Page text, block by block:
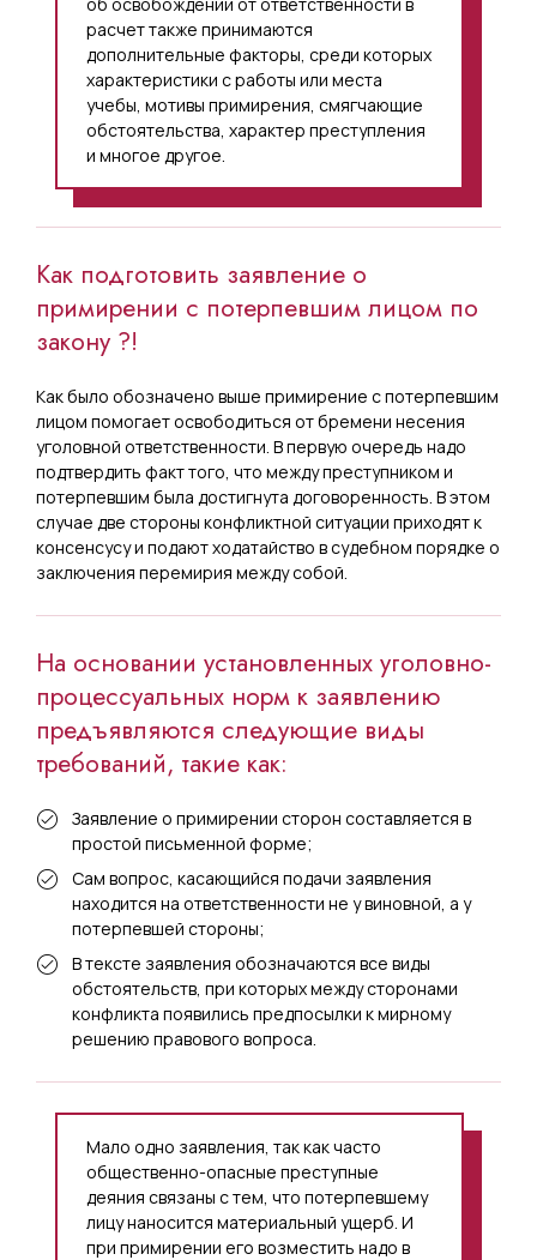
расчет также принимаются
дополнительные факторы, среди которых
характеристики с работы или места
учебы, мотивы примирения, смягчающие
обстоятельства, характер преступления
и многое другое.
Как подготовить заявление о
примирении с потерпевшим лицом по
закону ?!
Как было обозначено выше примирение с потерпевшим
лицом помогает освободиться от бремени несения
уголовной ответственности. В первую очередь надо
подтвердить факт того, что между преступником и
потерпевшим была достигнута договоренность. В этом
случае две стороны конфликтной ситуации приходят к
консенсусу и подают ходатайство в судебном порядке о
заключения перемирия между собой.
На основании установленных уголовно-
процессуальных норм к заявлению
предъявляются следующие виды
требований, такие как:
Заявление о примирении сторон составляется в
простой письменной форме;
Сам вопрос, касающийся подачи заявления
находится на ответственности не у виновной, а у
потерпевшей стороны;
В тексте заявления обозначаются все виды
обстоятельств, при которых между сторонами
конфликта появились предпосылки к мирному
решению правового вопроса.
Мало одно заявления, так как часто
общественно-опасные преступные
деяния связаны с тем, что потерпевшему
лицу наносится материальный ущерб. И
при примирении его возместить надо в